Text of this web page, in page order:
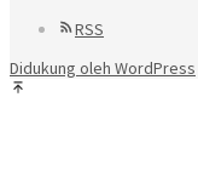
RSS
Didukung oleh WordPress